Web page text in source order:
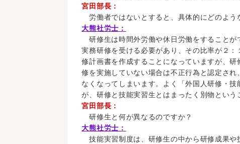
宮田部長：
労働者ではないとすると、具体的にどのよう
大熊社労士：
研修生は時間外労働や休日労働をすること
実務研修を受ける必要があり、その比率が２
修計画書を作成することになっていますが、
修を実施していない場合は不正行為と認定さ
なくなってしまいます。よく「外国人研修・
が、研修と技能実習生とはまったく別物という
宮田部長：
研修生と何が異なるのですか？
大熊社労士：
技能実習制度は、研修生の中から研修成果